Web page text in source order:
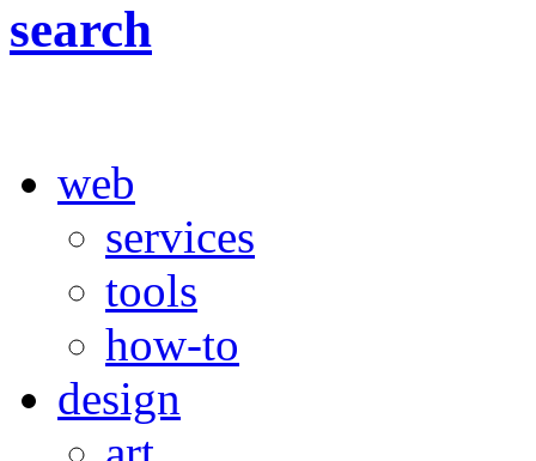
search
web
services
tools
how-to
design